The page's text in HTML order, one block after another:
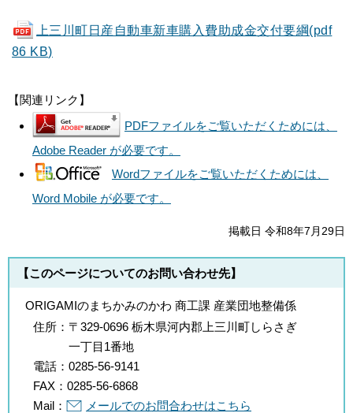
上三川町日産自動車新車購入費助成金交付要綱(pdf
86 KB)
【関連リンク】
PDFファイルをご覧いただくためには、
Adobe Reader が必要です。
Wordファイルをご覧いただくためには、
Word Mobile が必要です。
掲載日 令和8年7月29日
【このページについてのお問い合わせ先】
ORIGAMIのまちかみのかわ 商工課 産業団地整備係
住所： 〒329-0696 栃木県河内郡上三川町しらさぎ
一丁目1番地
電話： 0285-56-9141
FAX： 0285-56-6868
Mail：
メールでのお問合わせはこちら